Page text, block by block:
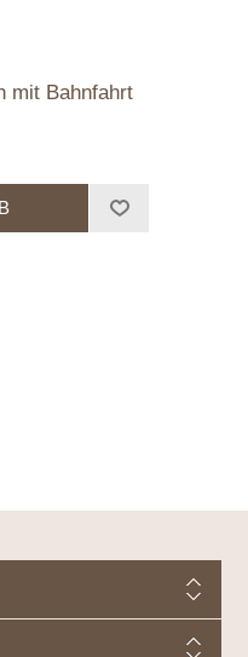
mit Bahnfahrt